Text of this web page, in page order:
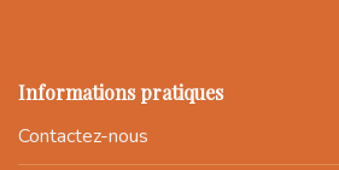
Informations pratiques
Contactez-nous